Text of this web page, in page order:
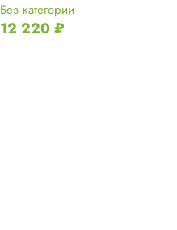
Без категории
12 220₽